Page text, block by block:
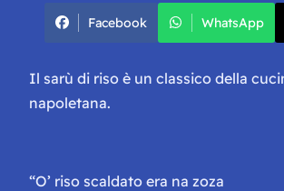
Facebook WhatsApp
Il sarù di riso è un classico della
napoletana.
“O’ riso scaldato era na zoza